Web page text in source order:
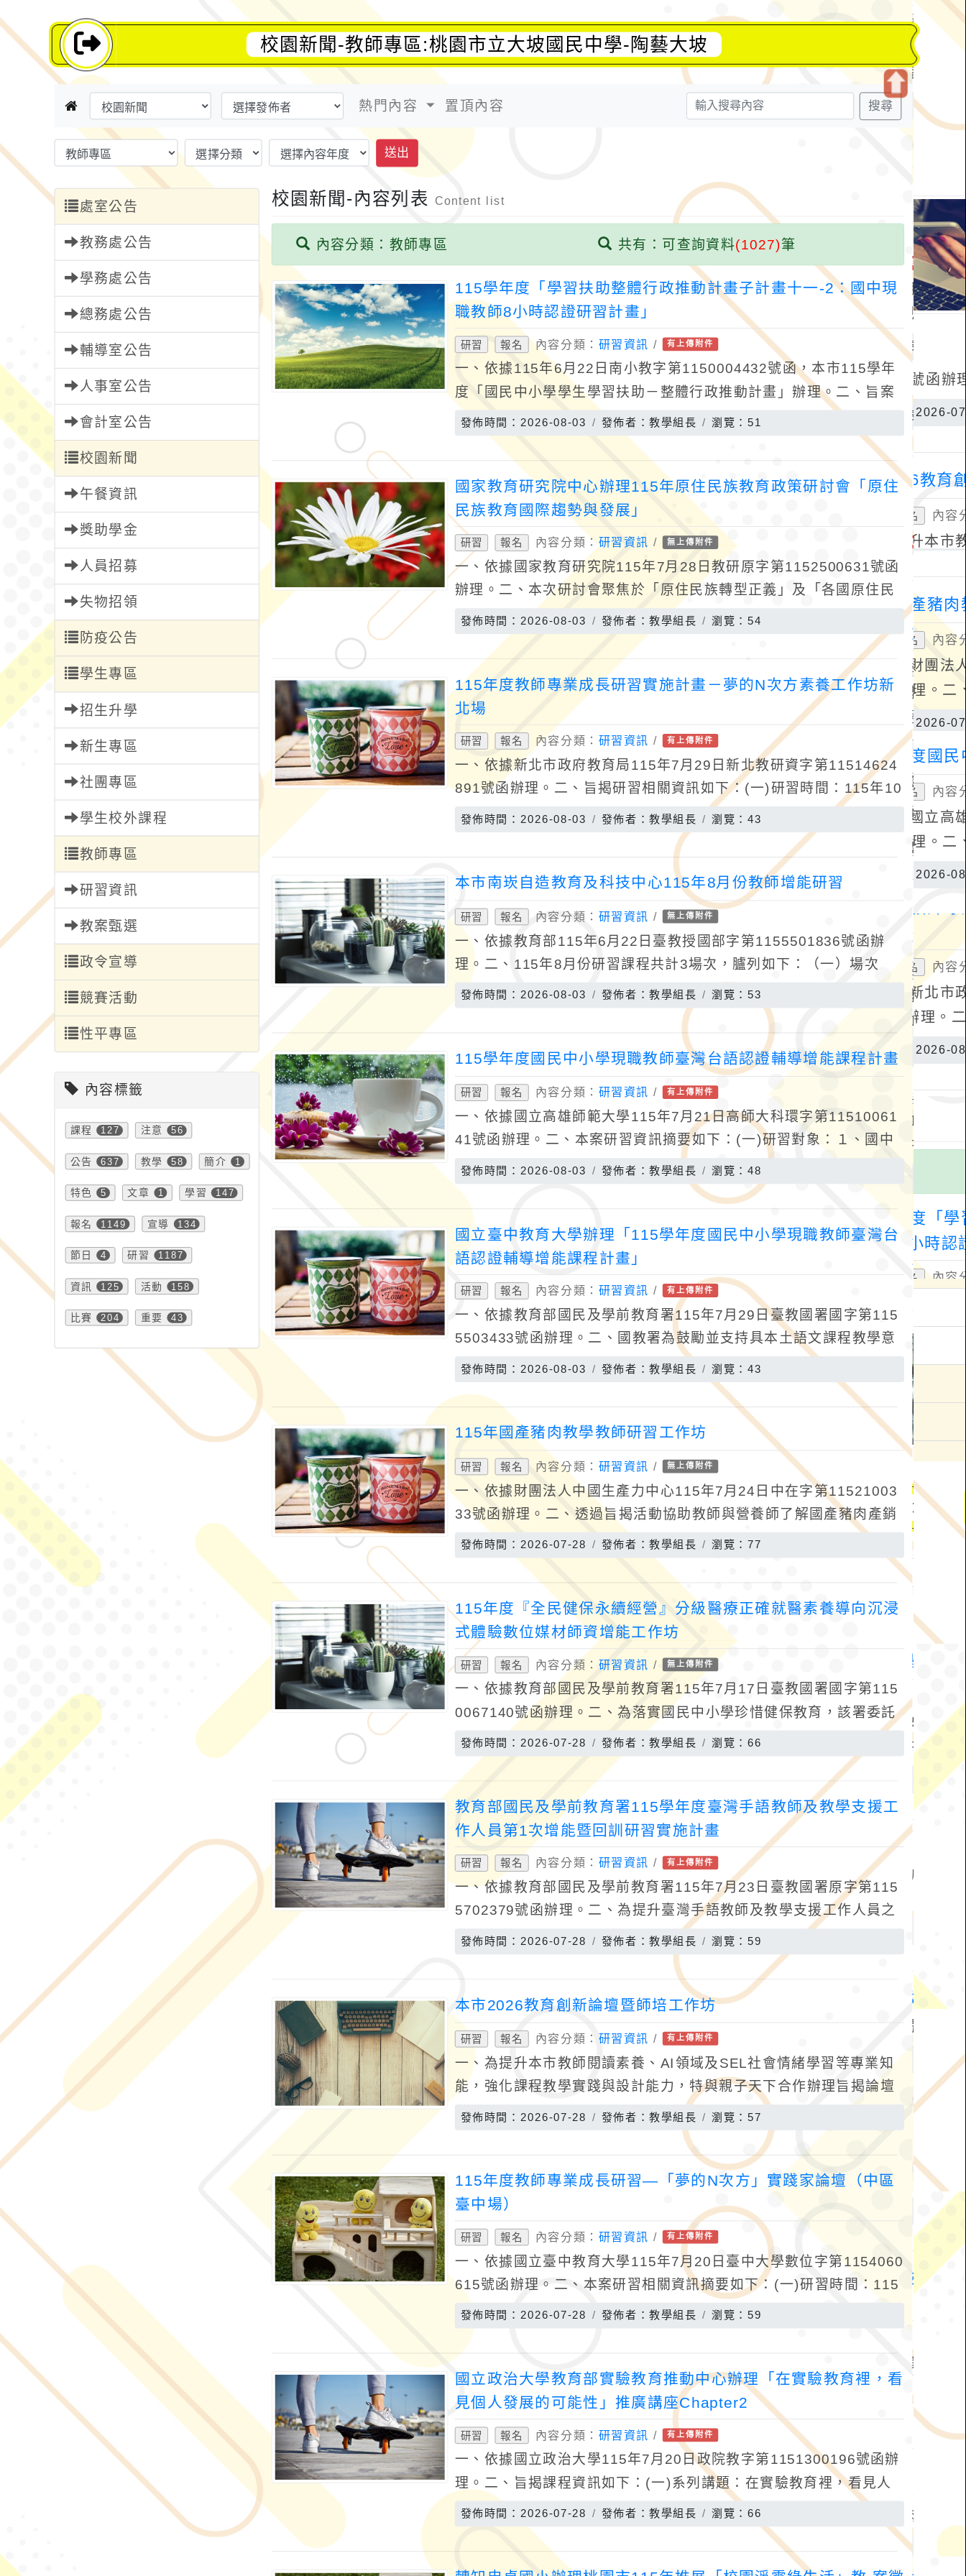
開
啟
校園新聞-教師專區:桃園市立大坡國民中學-陶藝大坡
熱門內容 置頂內容 搜尋
送出
處室公告
教務處公告
學務處公告
總務處公告
輔導室公告
人事室公告
會計室公告
校園新聞
午餐資訊
獎助學金
人員招募
失物招領
防疫公告
學生專區
招生升學
新生專區
社團專區
學生校外課程
教師專區
研習資訊
教案甄選
政令宣導
競賽活動
性平專區
內容標籤
課程 127 注意 56
公告 637 教學 58 簡介 1
特色 5 文章 1 學習 147
報名 1149 宣導 134
節日 4 研習 1187
資訊 125 活動 158
比賽 204 重要 43
校園新聞-內容列表 Content list
內容分類：教師專區 共有：可查詢資料(1027)筆
115學年度「學習扶助整體行政推動計畫子計畫十一-2：國中現
職教師8小時認證研習計畫」
研習 報名 內容分類： 研習資訊 / 有上傳附件
一、依據115年6月22日南小教字第1150004432號函，本市115學年
度「國民中小學學生學習扶助－整體行政推動計畫」辦理。二、旨案
目的係透過專業對話與教學策略研習，讓授課教師瞭解學習扶助計畫
發佈時間：2026-08-03 發佈者：教學組長 瀏覽：51
國家教育研究院中心辦理115年原住民族教育政策研討會「原住
民族教育國際趨勢與發展」
研習 報名 內容分類：研習資訊 / 無上傳附件
一、依據國家教育研究院115年7月28日教研原字第1152500631號函
辦理。二、本次研討會聚焦於「原住民族轉型正義」及「各國原住民
族教育趨勢」等相關議題，全面探討各項議題如何與國際趨勢接軌並
發佈時間：2026-08-03 發佈者：教學組長 瀏覽：54
115年度教師專業成長研習實施計畫－夢的N次方素養工作坊新
北場
研習 報名 內容分類： 研習資訊 / 有上傳附件
一、依據新北市政府教育局115年7月29日新北教研資字第11514624
891號函辦理。二、旨揭研習相關資訊如下：(一)研習時間：115年10
月3日（星期六）至4日（星期日）。(二)研習地點：新北市立
發佈時間：2026-08-03 發佈者：教學組長 瀏覽：43
本市南崁自造教育及科技中心115年8月份教師增能研習
研習 報名 內容分類： 研習資訊 / 無上傳附件
一、依據教育部115年6月22日臺教授國部字第1155501836號函辦
理。二、115年8月份研習課程共計3場次，臚列如下：（一）場次
一：1、研習主題：魟魚機構製做。2、研習時間：115/8/10(一
發佈時間：2026-08-03 發佈者：教學組長 瀏覽：53
115學年度國民中小學現職教師臺灣台語認證輔導增能課程計畫
研習 報名 內容分類： 研習資訊 / 有上傳附件
一、依據國立高雄師範大學115年7月21日高師大科環字第11510061
41號函辦理。二、本案研習資訊摘要如下：(一)研習對象：１、國中
非自然科學領域專長之授課教師為優先對象。２、本市培育之自然科
領域
發佈時間：2026-08-03 發佈者：教學組長 瀏覽：48
國立臺中教育大學辦理「115學年度國民中小學現職教師臺灣台
語認證輔導增能課程計畫」
研習 報名 內容分類： 研習資訊 / 有上傳附件
一、依據教育部國民及學前教育署115年7月29日臺教國署國字第115
5503433號函辦理。二、國教署為鼓勵並支持具本土語文課程教學意
願之國民中小學現職教師取得教學資格，爰請國立臺中教育大學辦理
發佈時間：2026-08-03 發佈者：教學組長 瀏覽：43
115年國產豬肉教學教師研習工作坊
研習 報名 內容分類： 研習資訊 / 無上傳附件
一、依據財團法人中國生產力中心115年7月24日中在字第11521003
33號函辦理。二、透過旨揭活動協助教師與營養師了解國產豬肉產銷
過程、品質把關與標章辨識，以融入教學提升學生與家庭對國產豬肉
發佈時間：2026-07-28 發佈者：教學組長 瀏覽：77
115年度『全民健保永續經營』分級醫療正確就醫素養導向沉浸
式體驗數位媒材師資增能工作坊
研習 報名 內容分類： 研習資訊 / 無上傳附件
一、依據教育部國民及學前教育署115年7月17日臺教國署國字第115
0067140號函辦理。二、為落實國民中小學珍惜健保教育，該署委託
國立臺灣師範大學研發符合十二年國民基本教育素養導向之「珍惜健
保聰明
發佈時間：2026-07-28 發佈者：教學組長 瀏覽：66
教育部國民及學前教育署115學年度臺灣手語教師及教學支援工
作人員第1次增能暨回訓研習實施計畫
研習 報名 內容分類： 研習資訊 / 有上傳附件
一、依據教育部國民及學前教育署115年7月23日臺教國署原字第115
5702379號函辦理。二、為提升臺灣手語教師及教學支援工作人員之
專業知能，增進臺灣手語教師及教學支援工作人員之教學品質，以落
發佈時間：2026-07-28 發佈者：教學組長 瀏覽：59
本市2026教育創新論壇暨師培工作坊
研習 報名 內容分類： 研習資訊 / 有上傳附件
一、為提升本市教師閱讀素養、AI領域及SEL社會情緒學習等專業知
能，強化課程教學實踐與設計能力，特與親子天下合作辦理旨揭論壇
暨工作坊。二、講座暨師培工作坊(詳活動DM)資訊如下：(一)時間：
發佈時間：2026-07-28 發佈者：教學組長 瀏覽：57
115年度教師專業成長研習—「夢的N次方」實踐家論壇（中區
臺中場）
研習 報名 內容分類： 研習資訊 / 有上傳附件
一、依據國立臺中教育大學115年7月20日臺中大學數位字第1154060
615號函辦理。二、本案研習相關資訊摘要如下：(一)研習時間：115
年9月20日（星期日）上午9時起至下午5時止。(二)研習地點
發佈時間：2026-07-28 發佈者：教學組長 瀏覽：59
國立政治大學教育部實驗教育推動中心辦理「在實驗教育裡，看
見個人發展的可能性」推廣講座Chapter2
研習 報名 內容分類： 研習資訊 / 有上傳附件
一、依據國立政治大學115年7月20日政院教字第1151300196號函辦
理。二、旨揭課程資訊如下：(一)系列講題：在實驗教育裡，看見人
類發展的可能性。(二)講座時間：115年8月29日（星期六）14
發佈時間：2026-07-28 發佈者：教學組長 瀏覽：66